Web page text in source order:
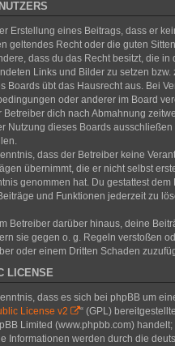
Erstellung eines Beitrags, dass er
geltendes Recht oder die guten
dass du das Recht besitzt, die in
Links und Bilder zu setzen bzw.
Boards übt das Hausrecht aus. Bei
oder anderer im Board
Betreiber dich nach Abmahnung
Nutzung dieses Boards ausschließen
dass der Betreiber keine
übernimmt, die er nicht selbst
genommen hat. Du gestattest dem
und Funktionen jederzeit zu
Betreiber darüber hinaus, deine
sie gegen o. g. Regeln verstoßen
oder einem Dritten Schaden
LICENSE
dass es sich bei phpBB um
License v2
“ (GPL)
Limited (www.phpbb.com) handelt;
Informationen werden durch die